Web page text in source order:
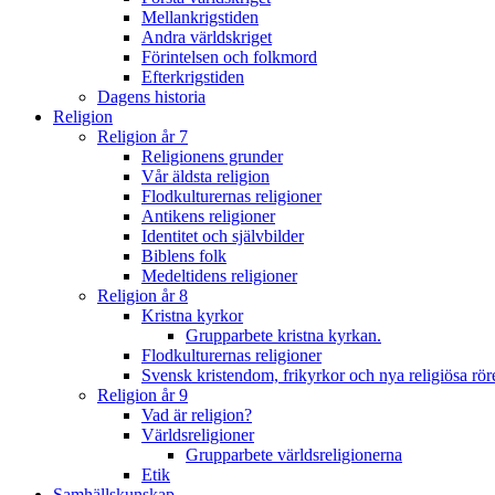
Mellankrigstiden
Andra världskriget
Förintelsen och folkmord
Efterkrigstiden
Dagens historia
Religion
Religion år 7
Religionens grunder
Vår äldsta religion
Flodkulturernas religioner
Antikens religioner
Identitet och självbilder
Biblens folk
Medeltidens religioner
Religion år 8
Kristna kyrkor
Grupparbete kristna kyrkan.
Flodkulturernas religioner
Svensk kristendom, frikyrkor och nya religiösa
Religion år 9
Vad är religion?
Världsreligioner
Grupparbete världsreligionerna
Etik